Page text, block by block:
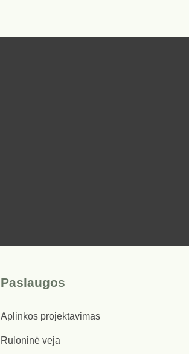
Paslaugos
Aplinkos projektavimas
Ruloninė veja